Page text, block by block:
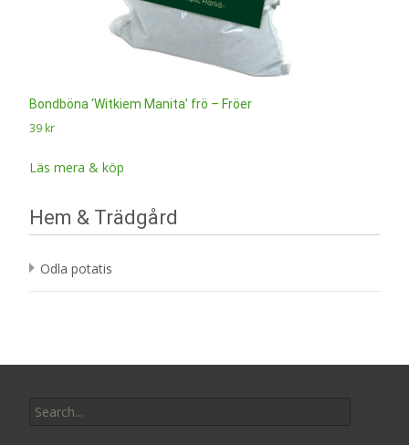
Bondböna ‘Witkiem Manita’ frö – Fröer
39 kr
Läs mera & köp
Hem & Trädgård
Odla potatis
for: